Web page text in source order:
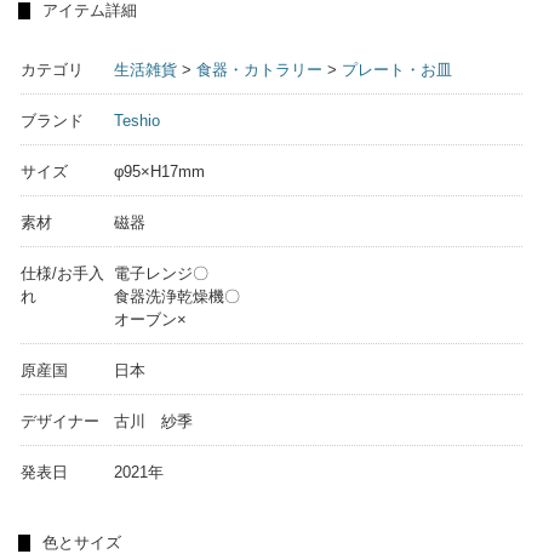
アイテム詳細
カテゴリ 生活雑貨 > 食器・カトラリー > プレート・お皿
ブランド Teshio
サイズ φ95×H17mm
素材 磁器
仕様/お手入
れ
電子レンジ〇
食器洗浄乾燥機〇
オーブン×
原産国 日本
デザイナー 古川 紗季
発表日 2021年
色とサイズ